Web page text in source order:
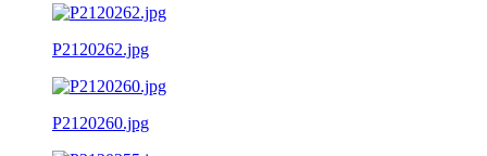
P2120262.jpg
P2120260.jpg